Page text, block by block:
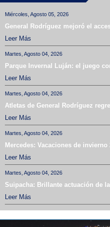
Miércoles, Agosto 05, 2026
General Rodríguez mejoró el
Leer Más
Martes, Agosto 04, 2026
Parque Invernal Luján: el juego
Leer Más
Martes, Agosto 04, 2026
Atletas de General Rodríguez
Leer Más
Martes, Agosto 04, 2026
Mercedes: Vacaciones de
Leer Más
Martes, Agosto 04, 2026
Suipacha: Brillante actuación de
Leer Más